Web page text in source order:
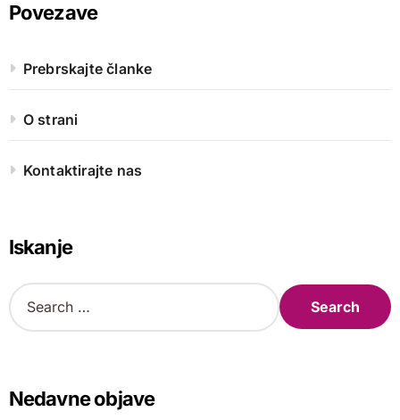
Povezave
Prebrskajte članke
O strani
Kontaktirajte nas
Iskanje
S
e
h
fNedavne objave